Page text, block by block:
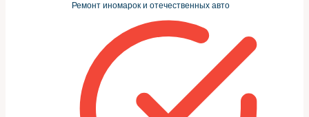
Ремонт иномарок и отечественных авто